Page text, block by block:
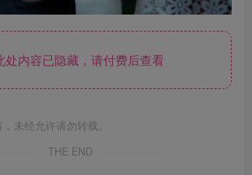
内容已隐藏，请付费后查看
未经允许请勿转载。
THE END